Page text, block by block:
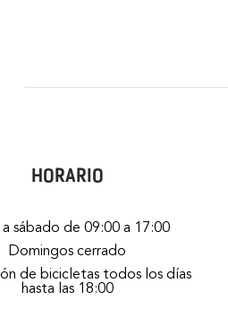
HORARIO
a sábado de 09:00 a 17:00
Domingos cerrado
de bicicletas todos los días
hasta las 18:00